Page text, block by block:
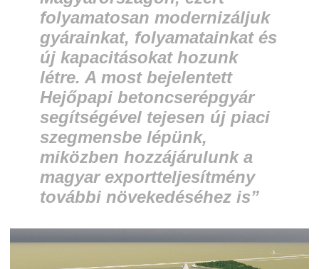
folyamatosan modernizáljuk
gyárainkat, folyamatainkat és
új kapacitásokat hozunk
létre. A most bejelentett
Hejőpapi betoncserépgyár
segítségével tejesen új piaci
szegmensbe lépünk,
miközben hozzájárulunk a
magyar exportteljesítmény
további növekedéséhez is”